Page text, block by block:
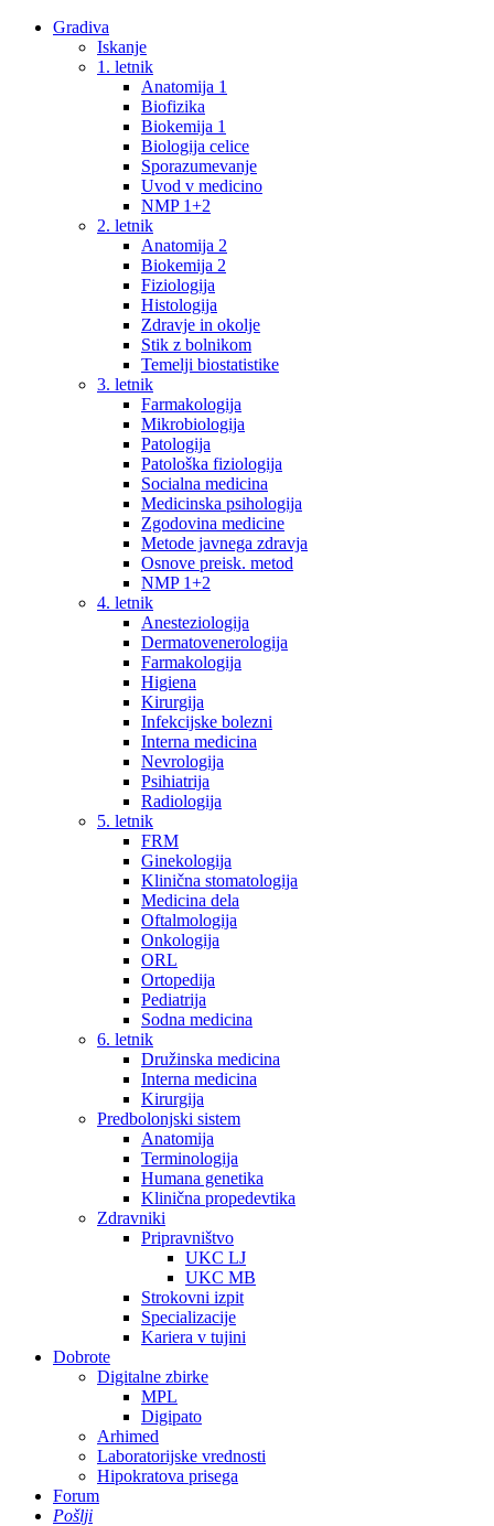
Gradiva
Iskanje
1. letnik
Anatomija 1
Biofizika
Biokemija 1
Biologija celice
Sporazumevanje
Uvod v medicino
NMP 1+2
2. letnik
Anatomija 2
Biokemija 2
Fiziologija
Histologija
Zdravje in okolje
Stik z bolnikom
Temelji biostatistike
3. letnik
Farmakologija
Mikrobiologija
Patologija
Patološka fiziologija
Socialna medicina
Medicinska psihologija
Zgodovina medicine
Metode javnega zdravja
Osnove preisk. metod
NMP 1+2
4. letnik
Anesteziologija
Dermatovenerologija
Farmakologija
Higiena
Kirurgija
Infekcijske bolezni
Interna medicina
Nevrologija
Psihiatrija
Radiologija
5. letnik
FRM
Ginekologija
Klinična stomatologija
Medicina dela
Oftalmologija
Onkologija
ORL
Ortopedija
Pediatrija
Sodna medicina
6. letnik
Družinska medicina
Interna medicina
Kirurgija
Predbolonjski sistem
Anatomija
Terminologija
Humana genetika
Klinična propedevtika
Zdravniki
Pripravništvo
UKC LJ
UKC MB
Strokovni izpit
Specializacije
Kariera v tujini
Dobrote
Digitalne zbirke
MPL
Digipato
Arhimed
Laboratorijske vrednosti
Hipokratova prisega
Forum
Pošlji